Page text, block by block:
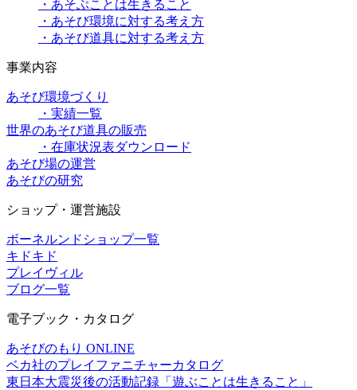
・あそぶことは生きること
・あそび環境に対する考え方
・あそび道具に対する考え方
事業内容
あそび環境づくり
・実績一覧
世界のあそび道具の販売
・在庫状況表ダウンロード
あそび場の運営
あそびの研究
ショップ・運営施設
ボーネルンドショップ一覧
キドキド
プレイヴィル
ブログ一覧
電子ブック・カタログ
あそびのもり ONLINE
ベカ社のプレイファニチャーカタログ
東日本大震災後の活動記録「遊ぶことは生きること」